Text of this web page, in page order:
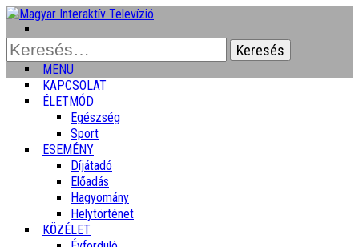
Keresés:
MENU
KAPCSOLAT
ÉLETMÓD
Egészség
Sport
ESEMÉNY
Díjátadó
Előadás
Hagyomány
Helytörténet
KÖZÉLET